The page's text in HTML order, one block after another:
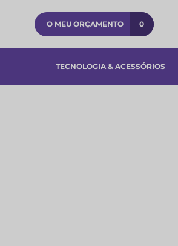
O MEU ORÇAMENTO 0
TECNOLOGIA & ACESSÓRIOS​